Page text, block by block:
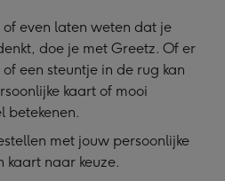
of even laten weten dat je
doe je met Greetz. Of er
een steuntje in de rug kan
kaart of mooi
betekenen.
met jouw persoonlijke
kaart naar keuze.